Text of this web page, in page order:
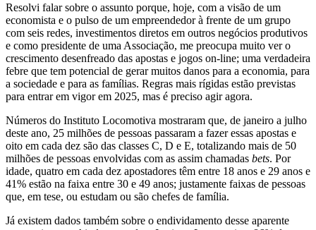
Resolvi falar sobre o assunto porque, hoje, com a visão de um
economista e o pulso de um empreendedor à frente de um grupo
com seis redes, investimentos diretos em outros negócios produtivos
e como presidente de uma Associação, me preocupa muito ver o
crescimento desenfreado das apostas e jogos on-line; uma verdadeira
febre que tem potencial de gerar muitos danos para a economia, para
a sociedade e para as famílias. Regras mais rígidas estão previstas
para entrar em vigor em 2025, mas é preciso agir agora.
Números do Instituto Locomotiva mostraram que, de janeiro a julho
deste ano, 25 milhões de pessoas passaram a fazer essas apostas e
oito em cada dez são das classes C, D e E, totalizando mais de 50
milhões de pessoas envolvidas com as assim chamadas bets. Por
idade, quatro em cada dez apostadores têm entre 18 anos e 29 anos e
41% estão na faixa entre 30 e 49 anos; justamente faixas de pessoas
que, em tese, ou estudam ou são chefes de família.
Já existem dados também sobre o endividamento desse aparente